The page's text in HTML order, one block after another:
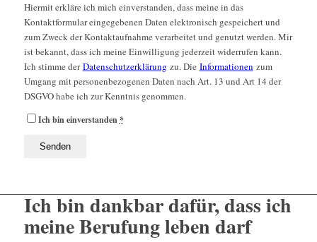
Hiermit erkläre ich mich einverstanden, dass meine in das
Kontaktformular eingegebenen Daten elektronisch gespeichert und
zum Zweck der Kontaktaufnahme verarbeitet und genutzt werden. Mir
ist bekannt, dass ich meine Einwilligung jederzeit widerrufen kann.
Ich stimme derDatenschutzerklärung zu. Die Informationen zum
Umgang mit personenbezogenen Daten nach Art. 13 und Art 14 der
DSGVO habe ich zur Kenntnis genommen.
Ich bin einverstanden*
Ich bin dankbar dafür, dass ich
meine Berufung leben darf